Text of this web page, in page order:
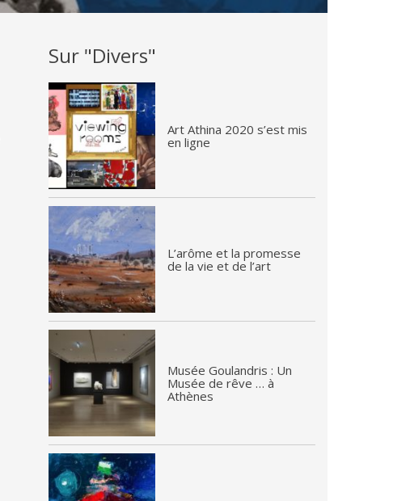
Sur "Divers"
Art Athina 2020 s’est mis
en ligne
L’arôme et la promesse
de la vie et de l’art
Musée Goulandris : Un
Musée de rêve … à
Athènes